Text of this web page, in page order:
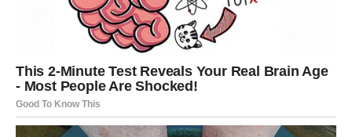
U jednu posudu stavite šećerna laganu vatru. U drugu
vrhnje za kuhanjedok se ne pojavi tanka
kožica (ne smije prokuhati).
Šećer polako topite dok ne dobije
Kada se šećer u potpunosti otopi, polako ulijte